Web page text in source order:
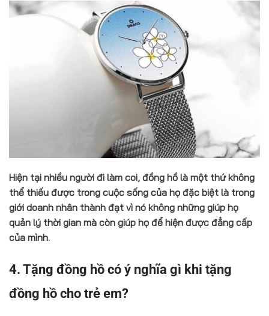
Hiện tại nhiều người đi làm coi, đồng hồ là một thứ không
thể thiếu được trong cuộc sống của họ đặc biệt là trong
giới doanh nhân thành đạt vì nó không những giúp họ
quản lý thời gian mà còn giúp họ để hiện được đẳng cấp
của mình.
4. Tặng đồng hồ có ý nghĩa gì khi tặng
đồng hồ cho trẻ em?